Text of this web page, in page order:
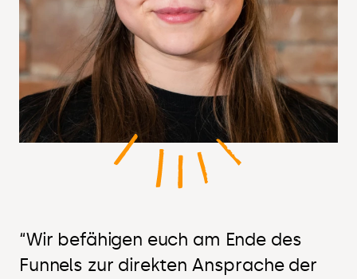
“Wir befähigen euch am Ende des
Funnels zur direkten Ansprache der